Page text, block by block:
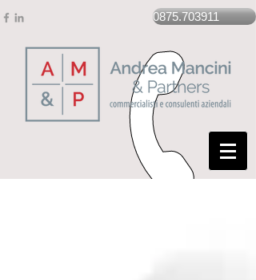
0875.703911